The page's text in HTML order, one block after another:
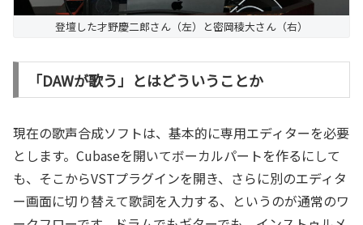
登壇した才野慶二郎さん（左）と密岡稜大さん（右）
「DAWが歌う」とはどういうことか
現在の歌声合成ソフトは、基本的に専用エディターを必要
とします。Cubaseを開いてボーカルパートを作るにして
も、そこからVSTプラグインを開き、さらに別のエディタ
ー画面に切り替えて歌詞を入力する、というのが通常のワ